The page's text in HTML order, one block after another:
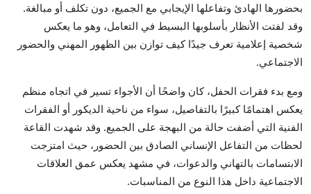
بحضورها الهادئ وتفاعلها الإيجابي مع الجميع، دون تكلف أو مبالغة.
وقد لفتت الأنظار بأسلوبها البسيط في التعامل، وهو ما يعكس
شخصية إعلامية تعرف جيدًا كيف توازن بين الظهور المهني والحضور
الاجتماعي.
ومع بدء فقرات الحفل، كان واضحًا أن الأجواء تسير في اتجاه منظم
يعكس اهتمامًا كبيرًا بالتفاصيل، سواء من ناحية الديكور أو الفقرات
الفنية التي أضفت حالة من البهجة على الجميع. وقد شهدت القاعة
لحظات من التفاعل الإنساني الصادق بين الحضور، حيث امتزجت
الابتسامات بالتهاني والدعوات، في مشهد يعكس عمق العلاقات
الاجتماعية داخل هذا النوع من المناسبات.